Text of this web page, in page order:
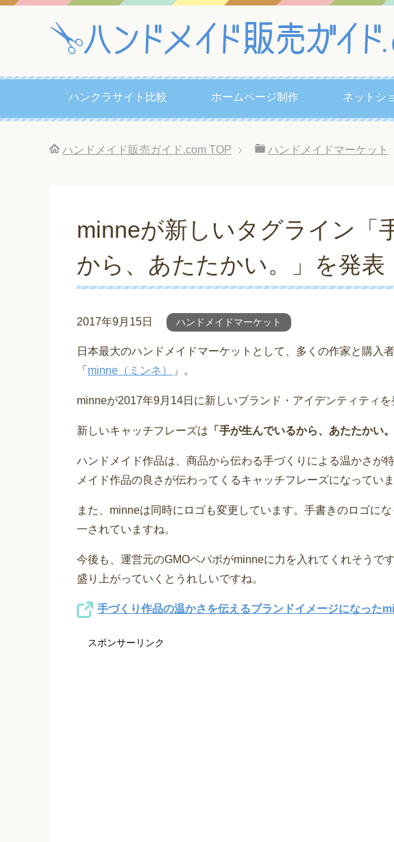
ハンクラサイト比較 ホームページ制作 ネットシ
ハンドメイド販売ガイド.com TOP ハンドメイドマーケット
minneが新しいタグライン「
から、あたたかい。」を発表
2017年9月15日 ハンドメイドマーケット
日本最大のハンドメイドマーケットとして、多くの作家と購入
「 minne（ミンネ） 」。
minneが2017年9月14日に新しいブランド・アイデンティティを
新しいキャッチフレーズは 「手が生んでいるから、あたたかい。
ハンドメイド作品は、商品から伝わる手づくりによる温かさが
メイド作品の良さが伝わってくるキャッチフレーズになっていま
また、minneは同時にロゴも変更しています。手書きのロゴに
一されていますね。
今後も、運営元のGMOペパボがminneに力を入れてくれそうで
盛り上がっていくとうれしいですね。
手づくり作品の温かさを伝えるブランドイメージになった
スポンサーリンク